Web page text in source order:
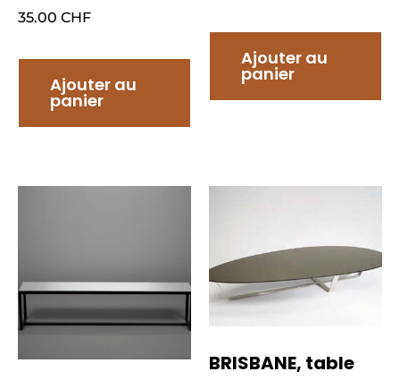
35.00 CHF
Ajouter au
panier
Ajouter au
panier
BRISBANE, table